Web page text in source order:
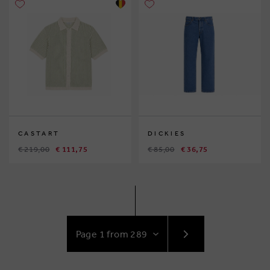
CASTART
€ 219,00 € 111,75
DICKIES
€ 85,00 € 36,75
TO
NEXT